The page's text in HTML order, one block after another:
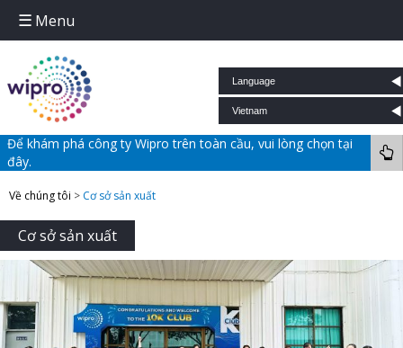
Để khám phá công ty Wipro trên toàn cầu, vui lòng chọn tại
đây.
Menu
Về chúng tôi > Cơ sở sản xuất
Cơ sở sản xuất